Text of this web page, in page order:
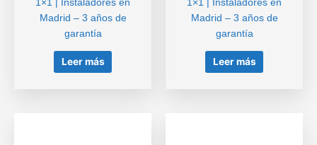
1×1 | Instaladores en
Madrid – 3 años de
garantía
Leer más
1×1 | Instaladores en
Madrid – 3 años de
garantía
Leer más